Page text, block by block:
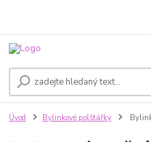
Úvod Bylinkové polštářky